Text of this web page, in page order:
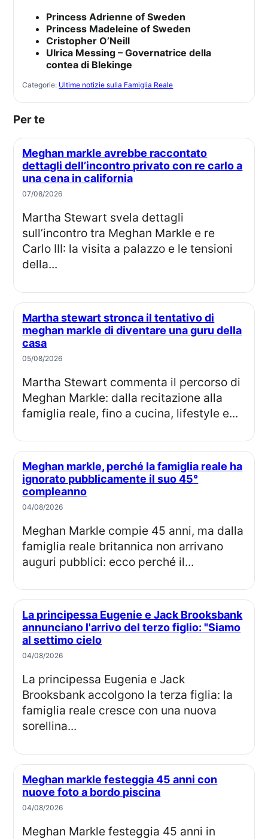
Princess Adrienne of Sweden
Princess Madeleine of Sweden
Cristopher O’Neill
Ulrica Messing – Governatrice della
contea di Blekinge
Categorie: Ultime notizie sulla Famiglia Reale
Per te
Meghan markle avrebbe raccontato
dettagli dell’incontro privato con re carlo a
una cena in california
07/08/2026
Martha Stewart svela dettagli
sull’incontro tra Meghan Markle e re
Carlo III: la visita a palazzo e le tensioni
della...
Martha stewart stronca il tentativo di
meghan markle di diventare una guru della
casa
05/08/2026
Martha Stewart commenta il percorso di
Meghan Markle: dalla recitazione alla
famiglia reale, fino a cucina, lifestyle e...
Meghan markle, perché la famiglia reale ha
ignorato pubblicamente il suo 45°
compleanno
04/08/2026
Meghan Markle compie 45 anni, ma dalla
famiglia reale britannica non arrivano
auguri pubblici: ecco perché il...
La principessa Eugenie e Jack Brooksbank
annunciano l'arrivo del terzo figlio: "Siamo
al settimo cielo
04/08/2026
La principessa Eugenia e Jack
Brooksbank accolgono la terza figlia: la
famiglia reale cresce con una nuova
sorellina...
Meghan markle festeggia 45 anni con
nuove foto a bordo piscina
04/08/2026
Meghan Markle festeggia 45 anni in